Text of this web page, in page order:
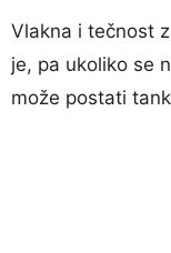
Vlakna i tečnost
je, pa ukoliko se
može postati